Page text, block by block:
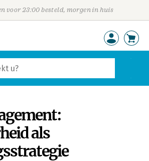
voor 23:00 besteld, morgen in huis
als